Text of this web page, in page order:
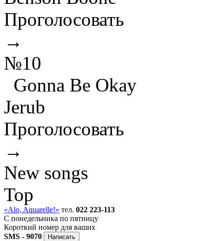
Проголосовать
→
№10
Gonna Be Okay
Jerub
Проголосовать
→
New songs
Top
«Alo, Aquarelle!» тел. 022 223-113
C понедельника по пятницу
Короткий номер для ваших
SMS - 9070